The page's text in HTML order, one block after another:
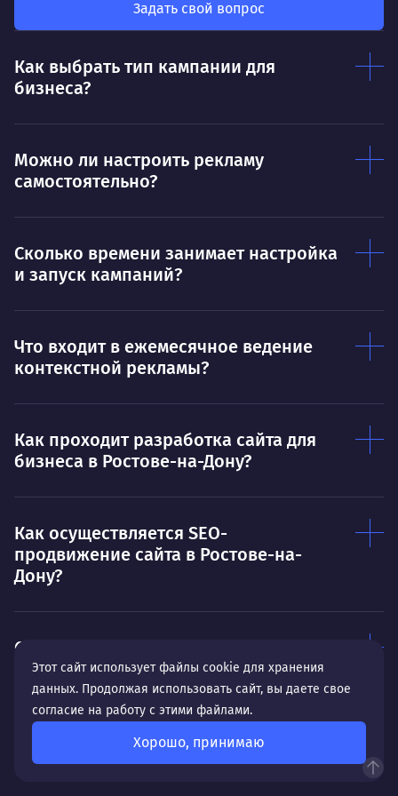
был больше, чем сумма результатов
Нравится
Договариваться.
Ты — это то, что ты делаешь. Этим всё
сказано.
О
Задать свой вопрос
Как выбрать тип кампании для
бизнеса?
Можно ли настроить рекламу
самостоятельно?
Сколько времени занимает настройка
и запуск кампаний?
Что входит в ежемесячное ведение
контекстной рекламы?
Как проходит разработка сайта для
бизнеса в Ростове-на-Дону?
Как осуществляется SEO-
продвижение сайта в Ростове-на-
Дону?
Оказываете ли вы техническую
поддержку сайта для клиентов из
Ростова-на-Дону?
Этот сайт использует файлы cookie для хранения
данных. Продолжая использовать сайт, вы даете свое
согласие на работу с этими файлами.
Хорошо, принимаю